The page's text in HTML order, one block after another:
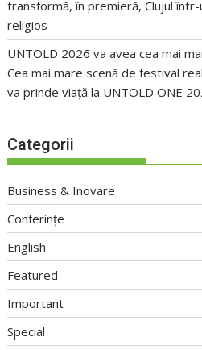
transformă, în premieră, Clujul
religios
UNTOLD 2026 va avea cea mai
Cea mai mare scenă de festival
va prinde viață la UNTOLD ONE
Categorii
Business & Inovare
Conferințe
English
Featured
Important
Special